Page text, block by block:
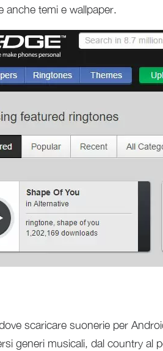
anche temi e wallpaper.
scaricare suonerie per
generi musicali, dal country al